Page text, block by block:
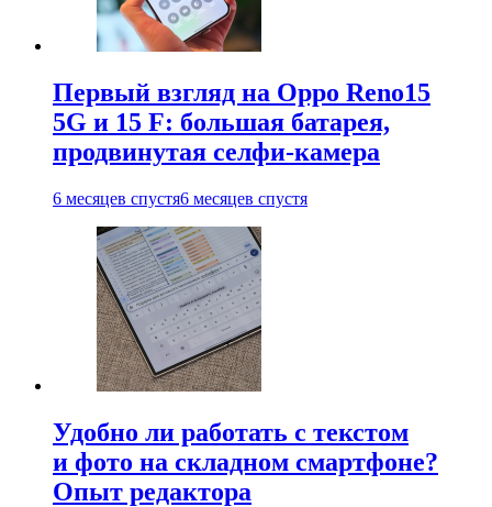
Первый взгляд на Oppo Reno15
5G и 15 F: большая батарея,
продвинутая селфи-камера
6 месяцев спустя6 месяцев спустя
Удобно ли работать с текстом
и фото на складном смартфоне?
Опыт редактора